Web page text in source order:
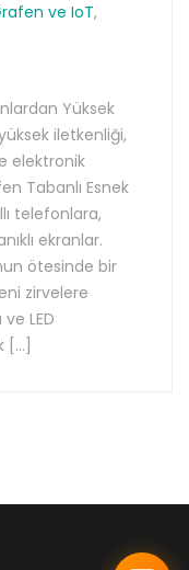
ve IoT,
Yüksek
iletkenliği,
elektronik
Tabanlı Esnek
telefonlara,
ekranlar.
ötesinde bir
zirvelere
LED
[…]